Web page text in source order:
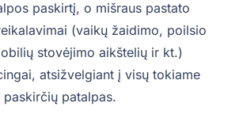
paskirtį, o mišraus pastato
(vaikų žaidimo, poilsio
stovėjimo aikštelių ir kt.)
atsižvelgiant į visų tokiame
paskirčių patalpas.